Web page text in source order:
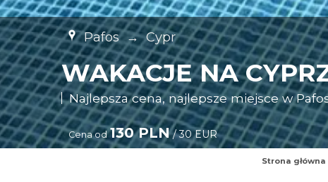
Pafos → Cypr
WAKACJE NA
Najlepsza cena, najlepsze miejsce w
Cena od 130 PLN/ 30 EUR
Strona główna